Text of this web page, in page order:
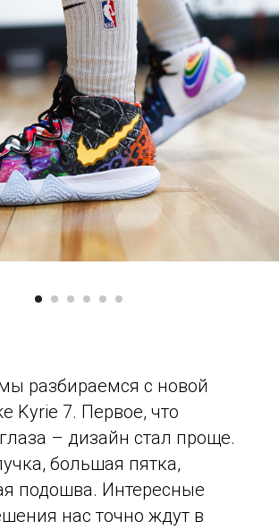
разбираемся с новой
Kyrie 7. Первое, что
– дизайн стал проще.
большая пятка,
подошва. Интересные
нас точно ждут в